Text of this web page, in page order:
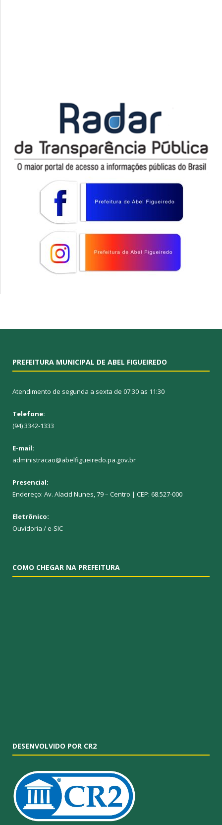
PREFEITURA MUNICIPAL DE ABEL FIGUEIREDO
Atendimento de segunda a sexta de 07:30 as 11:30
Telefone:
(94) 3342-1333
E-mail:
administracao@abelfigueiredo.pa.gov.br
Presencial:
Endereço: Av. Alacid Nunes, 79 – Centro | CEP: 68.527-000
Eletrônico:
Ouvidoria /e-SIC
COMO CHEGAR NA PREFEITURA
DESENVOLVIDO POR CR2